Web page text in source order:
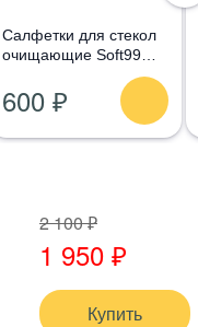
Салфетки для стекол
очищающие Soft99
Glass Cleaning Wipes,
10 шт
600 ₽
2 100 ₽
1 950 ₽
Купить